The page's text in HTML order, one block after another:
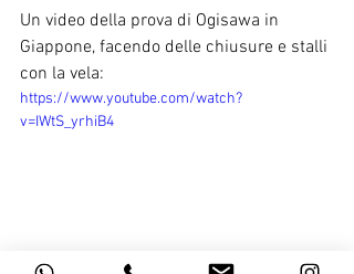
Un video della prova di Ogisawa in
Giappone, facendo delle chiusure e stalli
con la vela:
https://www.youtube.com/watch?
v=IWtS_yrhiB4